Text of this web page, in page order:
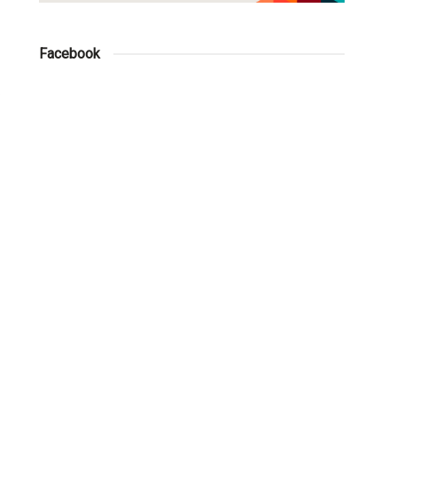
Facebook